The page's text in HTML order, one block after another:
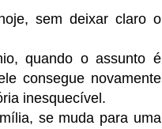
sem deixar claro o
quando o assunto é
consegue novamente
inesquecível.
se muda para uma